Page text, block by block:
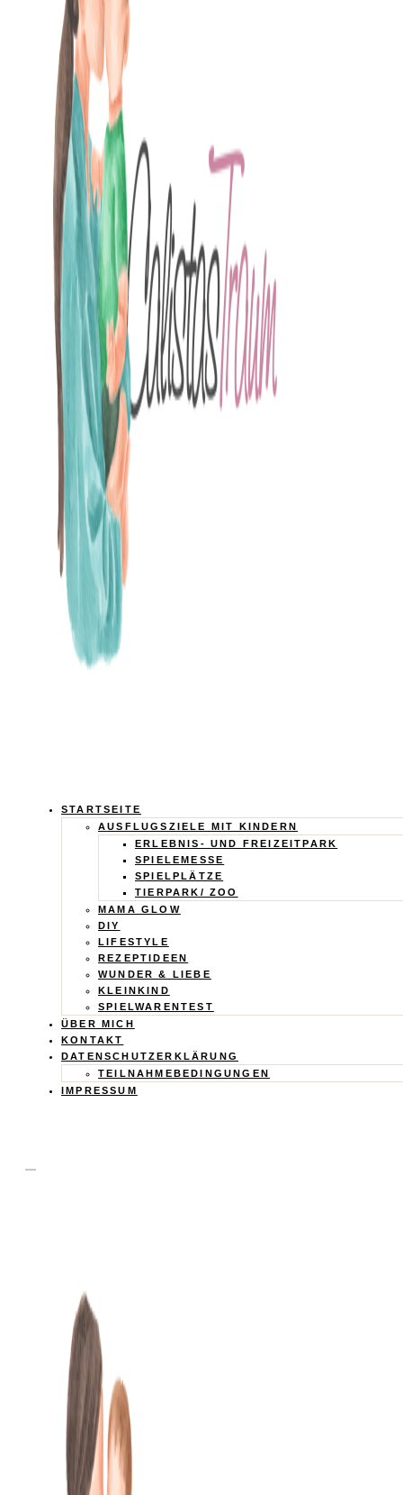
Calistas
Traum
STARTSEITE
AUSFLUGSZIELE MIT KINDERN
ERLEBNIS- UND FREIZEITPARK
SPIELEMESSE
SPIELPLÄTZE
TIERPARK/ ZOO
MAMA GLOW
DIY
LIFESTYLE
REZEPTIDEEN
WUNDER & LIEBE
KLEINKIND
SPIELWARENTEST
ÜBER MICH
KONTAKT
DATENSCHUTZERKLÄRUNG
TEILNAHMEBEDINGUNGEN
IMPRESSUM